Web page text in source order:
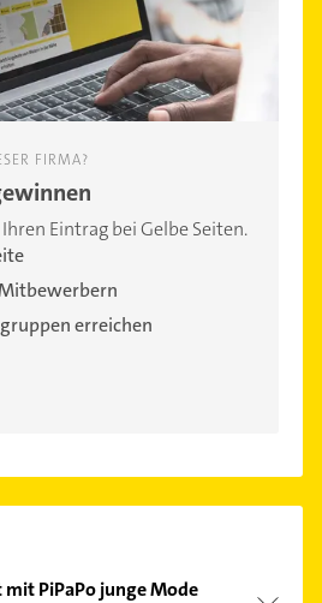
FIRMA?
Eintrag bei Gelbe Seiten.
erreichen
PiPaPo junge Mode